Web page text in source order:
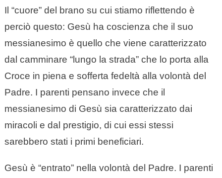
Il “cuore” del brano su cui stiamo riflettendo è
perciò questo: Gesù ha coscienza che il suo
messianesimo è quello che viene caratterizzato
dal camminare “lungo la strada” che lo porta alla
Croce in piena e sofferta fedeltà alla volontà del
Padre. I parenti pensano invece che il
messianesimo di Gesù sia caratterizzato dai
miracoli e dal prestigio, di cui essi stessi
sarebbero stati i primi beneficiari.
Gesù è “entrato” nella volontà del Padre. I parenti